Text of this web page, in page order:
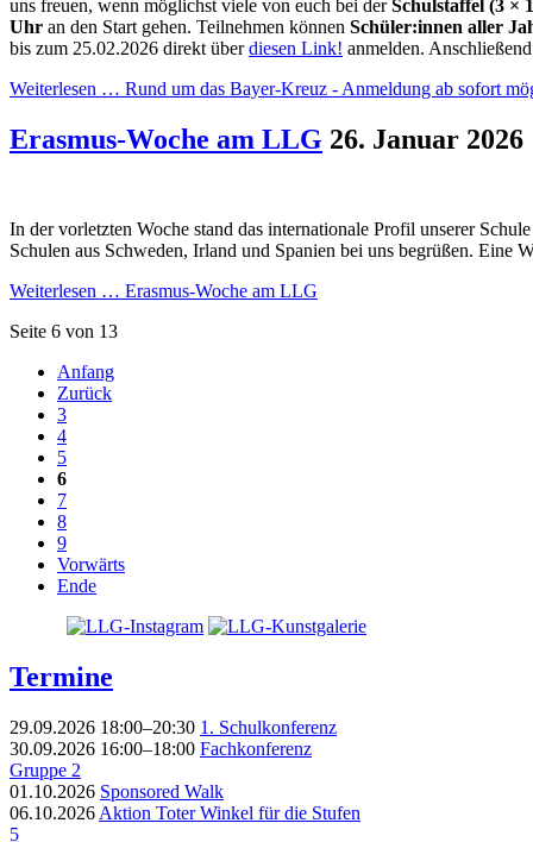
uns freuen, wenn möglichst viele von euch bei derSchulstaffel (3 ×
Uhr an den Start gehen. Teilnehmen können Schüler:innen aller
bis zum 25.02.2026 direkt überdiesen Link! anmelden.
Weiterlesen … Rund um das Bayer-Kreuz - Anmeldung ab sofort
Erasmus-Woche am LLG 26. Januar 2026
In der vorletzten Woche stand das internationale Profil unserer
Schulen aus Schweden, Irland und Spanien bei uns begrüßen. Eine
Weiterlesen … Erasmus-Woche am LLG
Seite 6 von 13
Anfang
Zurück
3
4
5
6
7
8
9
Vorwärts
Ende
Termine
29.09.2026 18:00–20:30 1. Schulkonferenz
30.09.2026 16:00–18:00 Fachkonferenz
Gruppe 2
01.10.2026 Sponsored Walk
06.10.2026 Aktion Toter Winkel für die Stufen
5